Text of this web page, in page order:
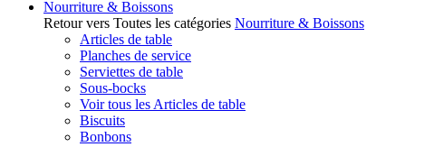
Nourriture & Boissons
Retour vers Toutes les catégories Nourriture & Boissons
Articles de table
Planches de service
Serviettes de table
Sous-bocks
Voir tous les Articles de table
Biscuits
Bonbons